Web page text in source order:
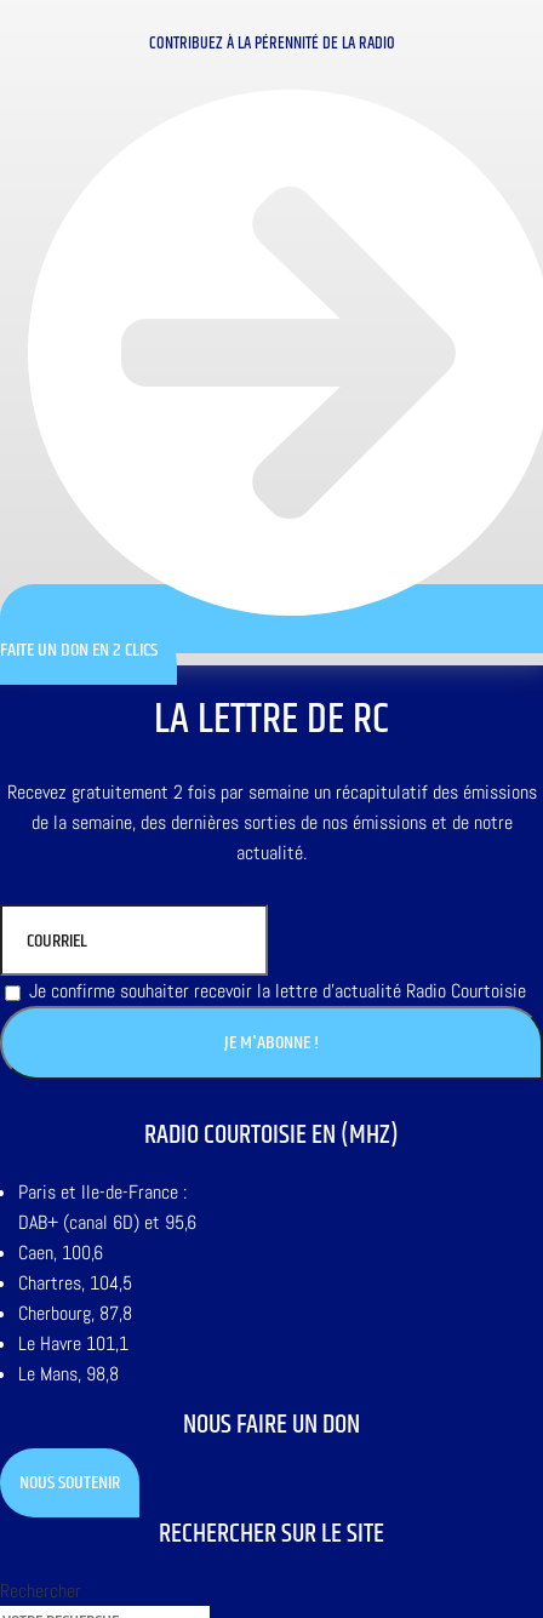
CONTRIBUEZ À LA PÉRENNITÉ DE LA RADIO
FAITE UN DON EN 2 CLICS
LA LETTRE DE RC
Recevez gratuitement 2 fois par semaine un récapitulatif des émissions
de la semaine, des dernières sorties de nos émissions et de notre
actualité.
Je confirme souhaiter recevoir la lettre d'actualité Radio Courtoisie
RADIO COURTOISIE EN (MHZ)
Paris et Ile-de-France :
DAB+ (canal 6D) et 95,6
Caen, 100,6
Chartres, 104,5
Cherbourg, 87,8
Le Havre 101,1
Le Mans, 98,8
NOUS FAIRE UN DON
NOUS SOUTENIR
RECHERCHER SUR LE SITE
Rechercher